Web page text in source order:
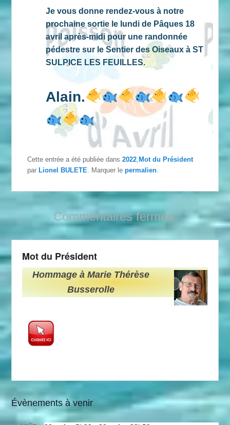
Je vous donne rendez-vous à notre
prochaine sortie le lundi de Pâques 18
avril après-midi pour une randonnée
pédestre sur le Sentier des Oiseaux à ST
SULPICE LES FEUILLES.
Alain.
Cette entrée a été publiée dans2022 ,Mot du Président
parLionel BULETE . Marquer lepermalien
Commentaires fermés.
Mot du Président
Hommage à Marie Thérèse
Busserolle
Évènements à venir